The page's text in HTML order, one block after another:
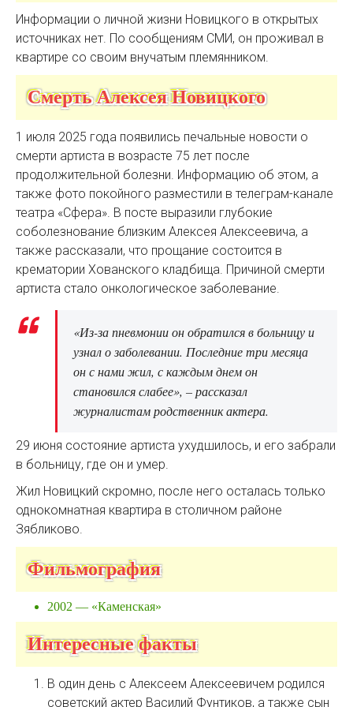
Информации о личной жизни Новицкого в открытых
источниках нет. По сообщениям СМИ, он проживал в
квартире со своим внучатым племянником.
Смерть Алексея Новицкого
1 июля 2025 года появились печальные новости о
смерти артиста в возрасте 75 лет после
продолжительной болезни. Информацию об этом, а
также фото покойного разместили в телеграм-канале
театра «Сфера». В посте выразили глубокие
соболезнование близким Алексея Алексеевича, а
также рассказали, что прощание состоится в
крематории Хованского кладбища. Причиной смерти
артиста стало онкологическое заболевание.
«Из-за пневмонии он обратился в больницу и
узнал о заболевании. Последние три месяца
он с нами жил, с каждым днем он
становился слабее», – рассказал
журналистам родственник актера.
29 июня состояние артиста ухудшилось, и его забрали
в больницу, где он и умер.
Жил Новицкий скромно, после него осталась только
однокомнатная квартира в столичном районе
Зябликово.
Фильмография
2002 — «Каменская»
Интересные факты
В один день с Алексеем Алексеевичем родился
советский актер Василий Фунтиков, а также сын